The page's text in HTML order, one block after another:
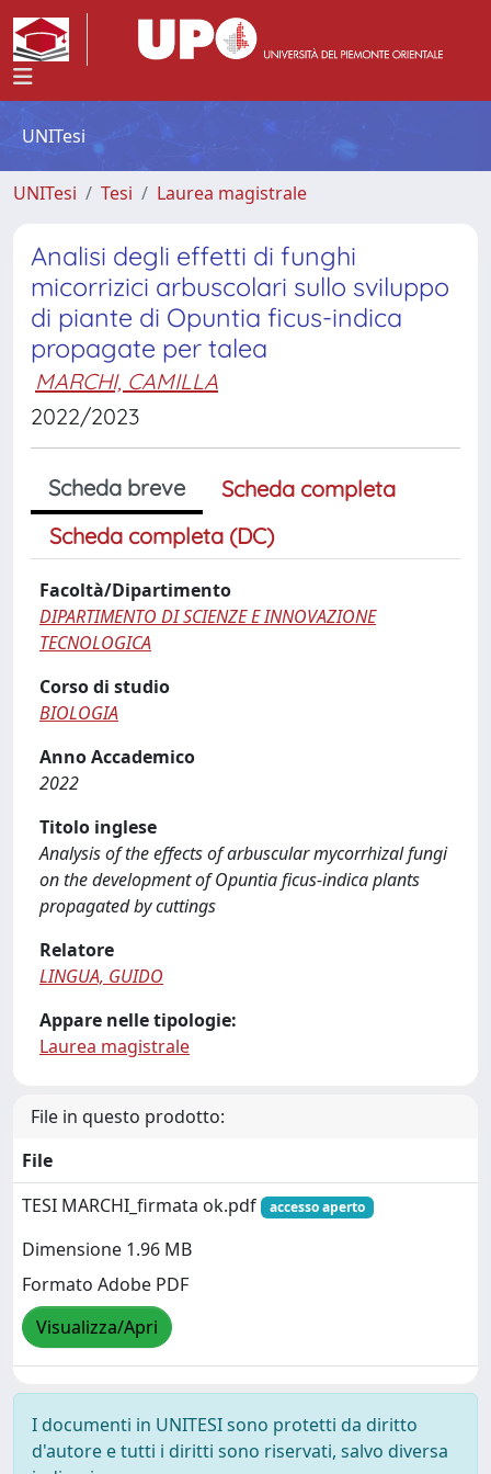
UNITesi
UNITesi Tesi Laurea magistrale
Analisi degli effetti di funghi
micorrizici arbuscolari sullo sviluppo
di piante di Opuntia ficus-indica
propagate per talea
MARCHI, CAMILLA
2022/2023
Scheda breve
Scheda completa
Scheda completa (DC)
Facoltà/Dipartimento
DIPARTIMENTO DI SCIENZE E INNOVAZIONE
TECNOLOGICA
Corso di studio
BIOLOGIA
Anno Accademico
2022
Titolo inglese
Analysis of the effects of arbuscular mycorrhizal fungi
on the development of Opuntia ficus-indica plants
propagated by cuttings
Relatore
LINGUA, GUIDO
Appare nelle tipologie:
Laurea magistrale
File in questo prodotto:
File
TESI MARCHI_firmata ok.pdf
accesso aperto
Dimensione 1.96 MB
Formato Adobe PDF
Visualizza/Apri
I documenti in UNITESI sono protetti da diritto
d'autore e tutti i diritti sono riservati, salvo diversa